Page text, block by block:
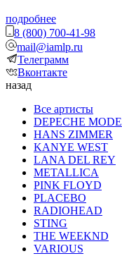
подробнее
8 (800) 700-41-98
mail@iamlp.ru
Телеграмм
Вконтакте
назад
Все артисты
DEPECHE MODE
HANS ZIMMER
KANYE WEST
LANA DEL REY
METALLICA
PINK FLOYD
PLACEBO
RADIOHEAD
STING
THE WEEKND
VARIOUS